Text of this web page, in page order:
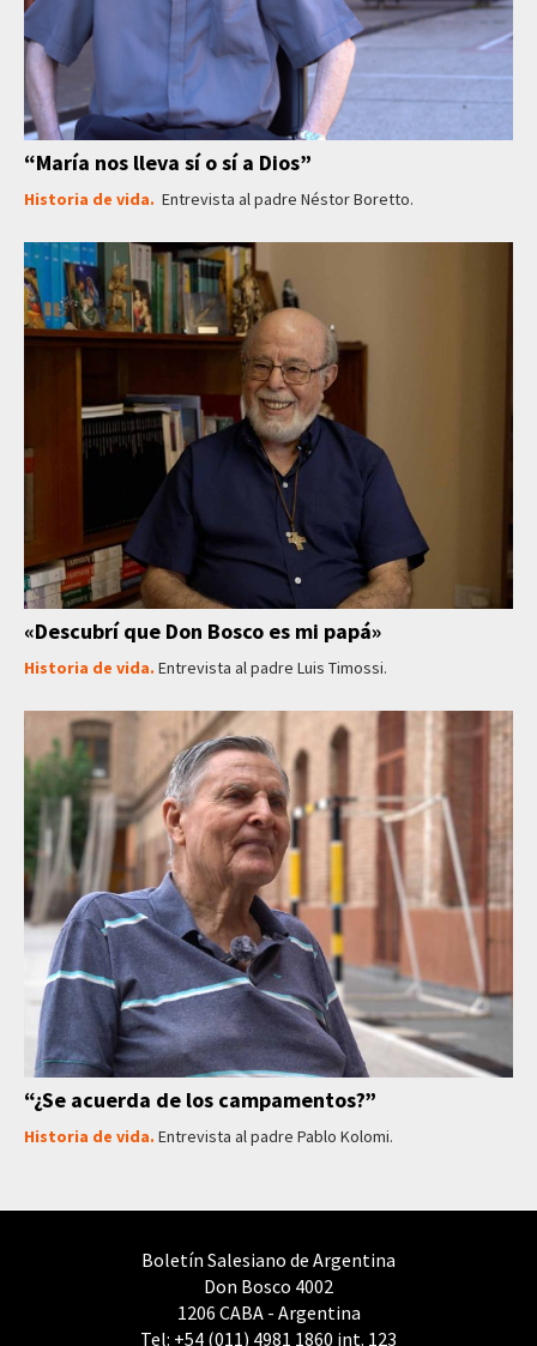
“María nos lleva sí o sí a Dios”
Historia de vida. Entrevista al padre Néstor Boretto.
«Descubrí que Don Bosco es mi papá»
Historia de vida. Entrevista al padre Luis Timossi.
“¿Se acuerda de los campamentos?”
Historia de vida. Entrevista al padre Pablo Kolomi.
Boletín Salesiano de Argentina
Don Bosco 4002
1206 CABA - Argentina
Tel: +54 (011) 4981 1860 int. 123